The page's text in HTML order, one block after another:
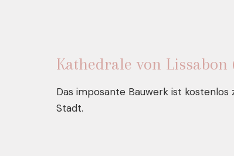
Kathedrale von Lissabon
Das imposante Bauwerk ist
Stadt.